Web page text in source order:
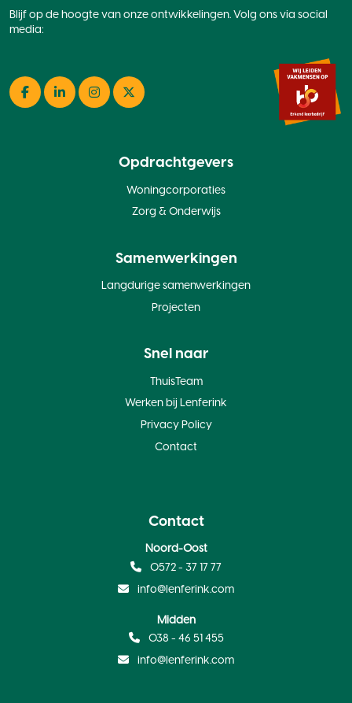
Blijf op de hoogte van onze ontwikkelingen. Volg ons via social
media:
Facebook
LinkedInInstagramTwitter
Opdrachtgevers
Woningcorporaties
Zorg & Onderwijs
Samenwerkingen
Langdurige samenwerkingen
Projecten
Snel naar
ThuisTeam
Werken bij Lenferink
Privacy Policy
Contact
Contact
Noord-Oost
0572 - 37 17 77
info@lenferink.com
Midden
038 - 46 51 455
info@lenferink.com